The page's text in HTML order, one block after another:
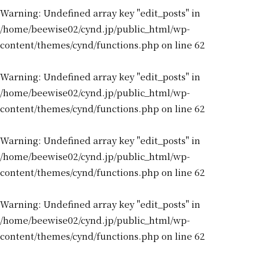
Warning: Undefined array key "edit_posts" in
/home/beewise02/cynd.jp/public_html/wp-
content/themes/cynd/functions.php on line 62
Warning: Undefined array key "edit_posts" in
/home/beewise02/cynd.jp/public_html/wp-
content/themes/cynd/functions.php on line 62
Warning: Undefined array key "edit_posts" in
/home/beewise02/cynd.jp/public_html/wp-
content/themes/cynd/functions.php on line 62
Warning: Undefined array key "edit_posts" in
/home/beewise02/cynd.jp/public_html/wp-
content/themes/cynd/functions.php on line 62